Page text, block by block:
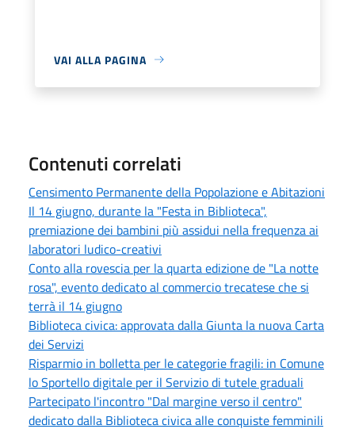
VAI ALLA PAGINA
Contenuti correlati
Censimento Permanente della Popolazione e Abitazioni
Il 14 giugno, durante la "Festa in Biblioteca",
premiazione dei bambini più assidui nella frequenza ai
laboratori ludico-creativi
Conto alla rovescia per la quarta edizione de "La notte
rosa", evento dedicato al commercio trecatese che si
terrà il 14 giugno
Biblioteca civica: approvata dalla Giunta la nuova Carta
dei Servizi
Risparmio in bolletta per le categorie fragili: in Comune
lo Sportello digitale per il Servizio di tutele graduali
Partecipato l'incontro "Dal margine verso il centro"
dedicato dalla Biblioteca civica alle conquiste femminili